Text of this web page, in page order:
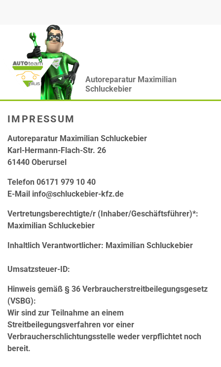
Autoreparatur Maximilian
Schluckebier
IMPRESSUM
Autoreparatur Maximilian Schluckebier
Karl-Hermann-Flach-Str. 26
61440 Oberursel
Telefon 06171 979 10 40
E-Mail info@schluckebier-kfz.de
Vertretungsberechtigte/r (Inhaber/Geschäftsführer)*:
Maximilian Schluckebier
Inhaltlich Verantwortlicher: Maximilian Schluckebier
Umsatzsteuer-ID:
Hinweis gemäß § 36 Verbraucherstreitbeilegungsgesetz
(VSBG):
Wir sind zur Teilnahme an einem
Streitbeilegungsverfahren vor einer
Verbraucherschlichtungsstelle weder verpflichtet noch
bereit.